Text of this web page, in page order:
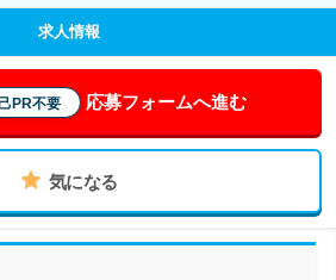
求人情報
PR不要 応募フォームへ進む
気になる